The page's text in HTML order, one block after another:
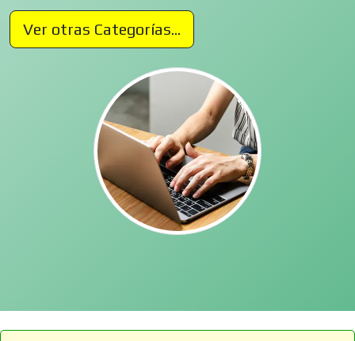
Ver otras Categorías...